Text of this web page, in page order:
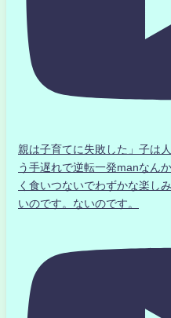
親は子育てに失敗した」子は
う手遅れで逆転一発manなん
く食いつないでわずかな楽し
いのです。ないのです。